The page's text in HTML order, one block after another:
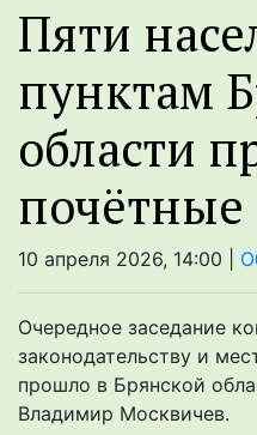
Пяти
пунктам
области
почётные
10 апреля 2026, 14:00 |
Очередное заседание
законодательству и
прошло в Брянской
Владимир Москвичев.